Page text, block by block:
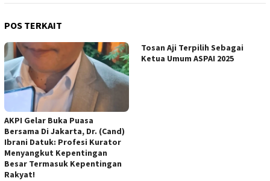
POS TERKAIT
AKPI Gelar Buka Puasa
Bersama Di Jakarta, Dr. (Cand)
Ibrani Datuk: Profesi Kurator
Menyangkut Kepentingan
Besar Termasuk Kepentingan
Rakyat!
Tosan Aji Terpilih Sebagai
Ketua Umum ASPAI 2025